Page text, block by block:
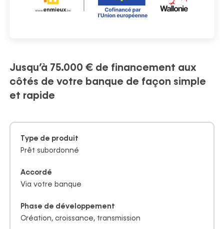
ESG
Jusqu’à 75.000 € de financement aux
côtés de votre banque de façon simple
et rapide
Type de produit
Prêt subordonné
Accordé
Via votre banque
Phase de développement
Création, croissance, transmission